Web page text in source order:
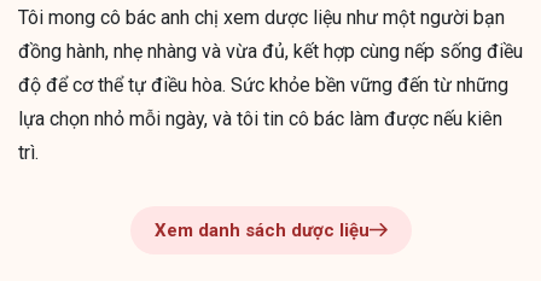
Tôi mong cô bác anh chị xem dược liệu như một người bạn
đồng hành, nhẹ nhàng và vừa đủ, kết hợp cùng nếp sống điều
độ để cơ thể tự điều hòa. Sức khỏe bền vững đến từ những
lựa chọn nhỏ mỗi ngày, và tôi tin cô bác làm được nếu kiên
trì.
Xem danh sách dược liệu